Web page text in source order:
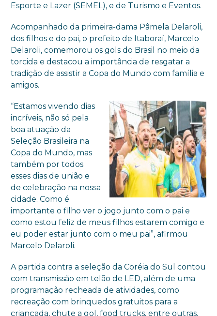
Esporte e Lazer (SEMEL), e de Turismo e Eventos.
Acompanhado da primeira-dama Pâmela Delaroli,
dos filhos e do pai, o prefeito de Itaboraí, Marcelo
Delaroli, comemorou os gols do Brasil no meio da
torcida e destacou a importância de resgatar a
tradição de assistir a Copa do Mundo com família e
amigos.
“Estamos vivendo dias
incríveis, não só pela
boa atuação da
Seleção Brasileira na
Copa do Mundo, mas
também por todos
esses dias de união e
de celebração na nossa
cidade. Como é
importante o filho ver o jogo junto com o pai e
como estou feliz de meus filhos estarem comigo e
eu poder estar junto com o meu pai”, afirmou
Marcelo Delaroli.
A partida contra a seleção da Coréia do Sul contou
com transmissão em telão de LED, além de uma
programação recheada de atividades, como
recreação com brinquedos gratuitos para a
criançada, chute a gol, food trucks, entre outras.